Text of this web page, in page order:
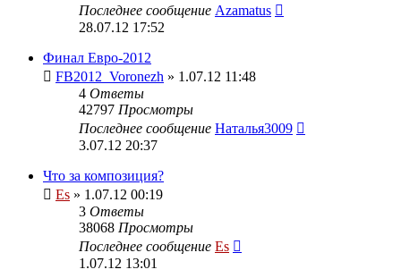
Последнее сообщение Azamatus
28.07.12 17:52
Финал Евро-2012
FB2012_Voronezh » 1.07.12 11:48
4 Ответы
42797 Просмотры
Последнее сообщение Наталья3009
3.07.12 20:37
Что за композиция?
Es » 1.07.12 00:19
3 Ответы
38068 Просмотры
Последнее сообщение Es
1.07.12 13:01